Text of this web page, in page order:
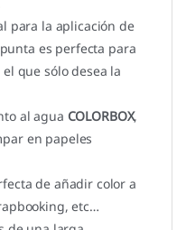
para la aplicación de
es perfecta para
que sólo desea la
al agua COLORBOX,
en papeles
de añadir color a
etc…